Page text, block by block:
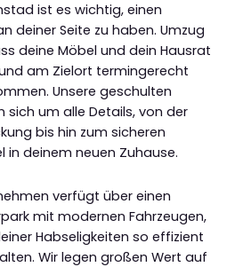
ist es wichtig, einen
deiner Seite zu haben. Umzug
deine Möbel und dein Hausrat
am Zielort termingerecht
Unsere geschulten
sich um alle Details, von der
bis hin zum sicheren
in deinem neuen Zuhause.
verfügt über einen
mit modernen Fahrzeugen,
Habseligkeiten so effizient
Wir legen großen Wert auf